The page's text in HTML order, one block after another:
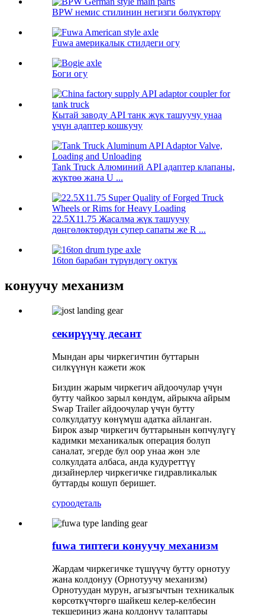
BPW немис стилинин негизги бөлүктөрү
Fuwa америкалык стилдеги огу
Боги огу
Кытай заводу API танк жүк ташуучу унаа
үчүн адаптер кошкучу
Tank Truck Алюминий API адаптер клапаны,
жүктөө жана U ...
22.5X11.75 Жасалма жүк ташуучу
дөңгөлөктөрдүн супер сапаты же R ...
16ton барабан түрүндөгү октук
конуучу механизм
секирүүчү десант
Мындан ары чиркегичтин буттарын
силкүүнүн кажети жок
Биздин жарым чиркегич айдоочулар үчүн
бутту чайкоо зарыл көндүм, айрыкча айрым
Swap Trailer айдоочулар үчүн бутту
солкулдатуу көнүмүш адатка айланган.
Бирок азыр чиркегич буттарынын көпчүлүгү
кадимки механикалык операция болуп
саналат, эгерде бул оор унаа жөн эле
солкулдата албаса, анда кудуреттүү
дизайнерлер чиркегичке гидравликалык
буттарды кошуп беришет.
суроодеталь
fuwa типтеги конуучу механизм
Жардам чиркегичке түшүүчү бутту орнотуу
жана колдонуу (Орнотуучу механизм)
Орнотуудан мурун, агызгычтын техникалык
көрсөткүчтөргө шайкеш келер-келбесин
текшериңиз жана колдонуу талаптары